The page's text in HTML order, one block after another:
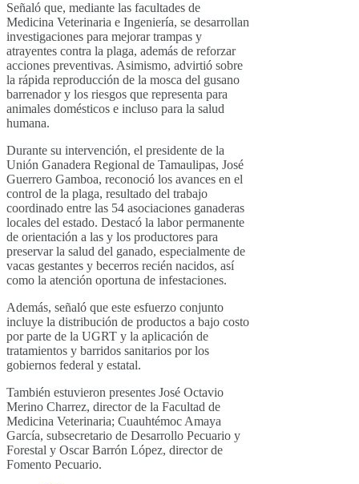
Señaló que, mediante las facultades de
Medicina Veterinaria e Ingeniería, se desarrollan
investigaciones para mejorar trampas y
atrayentes contra la plaga, además de reforzar
acciones preventivas. Asimismo, advirtió sobre
la rápida reproducción de la mosca del gusano
barrenador y los riesgos que representa para
animales domésticos e incluso para la salud
humana.
Durante su intervención, el presidente de la
Unión Ganadera Regional de Tamaulipas, José
Guerrero Gamboa, reconoció los avances en el
control de la plaga, resultado del trabajo
coordinado entre las 54 asociaciones ganaderas
locales del estado. Destacó la labor permanente
de orientación a las y los productores para
preservar la salud del ganado, especialmente de
vacas gestantes y becerros recién nacidos, así
como la atención oportuna de infestaciones.
Además, señaló que este esfuerzo conjunto
incluye la distribución de productos a bajo costo
por parte de la UGRT y la aplicación de
tratamientos y barridos sanitarios por los
gobiernos federal y estatal.
También estuvieron presentes José Octavio
Merino Charrez, director de la Facultad de
Medicina Veterinaria; Cuauhtémoc Amaya
García, subsecretario de Desarrollo Pecuario y
Forestal y Oscar Barrón López, director de
Fomento Pecuario.